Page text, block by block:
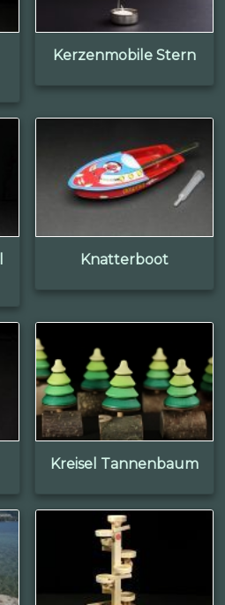
Kerzenmobile Stern
Knatterboot
Kreisel Tannenbaum